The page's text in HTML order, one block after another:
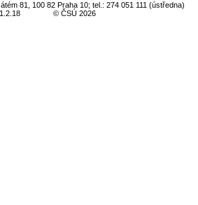
81, 100 82 Praha 10; tel.: 274 051 111 (ústředna)
© ČSÚ 2026